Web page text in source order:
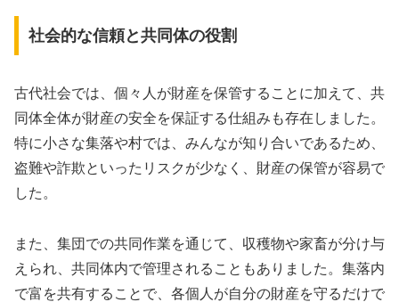
社会的な信頼と共同体の役割
古代社会では、個々人が財産を保管することに加えて、共
同体全体が財産の安全を保証する仕組みも存在しました。
特に小さな集落や村では、みんなが知り合いであるため、
盗難や詐欺といったリスクが少なく、財産の保管が容易で
した。
また、集団での共同作業を通じて、収穫物や家畜が分け与
えられ、共同体内で管理されることもありました。集落内
で富を共有することで、各個人が自分の財産を守るだけで